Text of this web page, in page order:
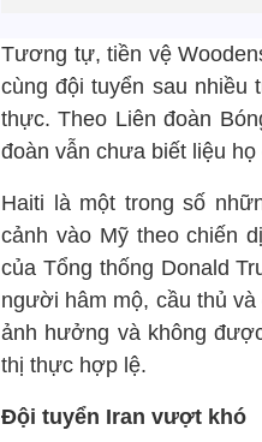
Tương tự, tiền vệ
cùng đội tuyển sau nhiều
thực. Theo Liên đoàn
đoàn vẫn chưa biết liệu
Haiti là một trong số
cảnh vào Mỹ theo chiến
của Tổng thống Donald
người hâm mộ, cầu thủ
ảnh hưởng và không
thị thực hợp lệ.
Đội tuyển Iran vượt khó